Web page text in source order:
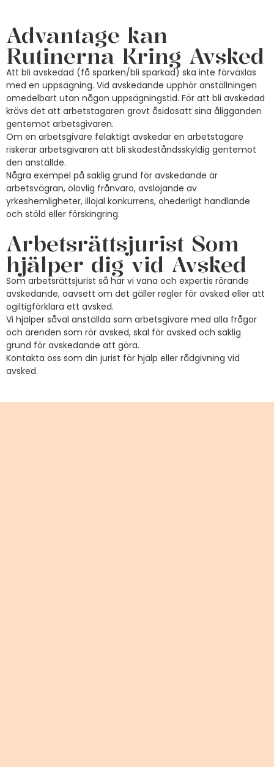
Advantage kan
Rutinerna Kring Avsked
Att bli avskedad (få sparken/bli sparkad) ska inte förväxlas
med en uppsägning. Vid avskedande upphör anställningen
omedelbart utan någon uppsägningstid. För att bli avskedad
krävs det att arbetstagaren grovt åsidosatt sina åligganden
gentemot arbetsgivaren.
Om en arbetsgivare felaktigt avskedar en arbetstagare
riskerar arbetsgivaren att bli skadeståndsskyldig gentemot
den anställde.
Några exempel på saklig grund för avskedande är
arbetsvägran, olovlig frånvaro, avslöjande av
yrkeshemligheter, illojal konkurrens, ohederligt handlande
och stöld eller förskingring.
Arbetsrättsjurist Som
hjälper dig vid Avsked
Som arbetsrättsjurist så har vi vana och expertis rörande
avskedande, oavsett om det gäller regler för avsked eller att
ogiltigförklara ett avsked.
Vi hjälper såväl anställda som arbetsgivare med alla frågor
och ärenden som rör avsked, skäl för avsked och saklig
grund för avskedande att göra.
Kontakta oss som din jurist för hjälp eller rådgivning vid
avsked.